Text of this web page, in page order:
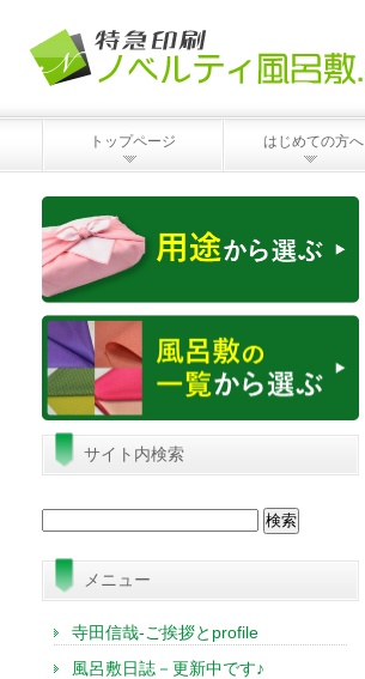
トップページ はじめての方へ
サイト内検索
メニュー
寺田信哉-ご挨拶とprofile
風呂敷日誌－更新中です♪